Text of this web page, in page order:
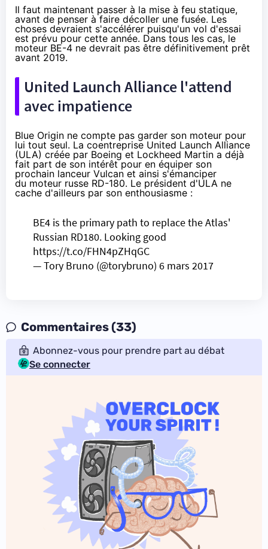
Il faut maintenant passer à la mise à feu statique,
avant de penser à faire décoller une fusée. Les
choses devraient s'accélérer puisqu'un vol d'essai
est prévu pour cette année. Dans tous les cas, le
moteur BE-4 ne devrait pas être définitivement prêt
avant 2019.
United Launch Alliance l'attend
avec impatience
Blue Origin ne compte pas garder son moteur pour
lui tout seul. La coentreprise United Launch Alliance
(ULA) créée par Boeing et Lockheed Martin a déjà
fait part de son intérêt pour en équiper son
prochain lanceur Vulcan et ainsi s'émanciper
du moteur russe RD-180. Le président d'ULA ne
cache d'ailleurs par son enthousiasme :
BE4 is the primary path to replace the Atlas'
Russian RD180. Looking good
https://t.co/FHN4pZHqGC
— Tory Bruno (@torybruno) 6 mars 2017
Commentaires (33)
Abonnez-vous pour prendre part au débat
Se connecter